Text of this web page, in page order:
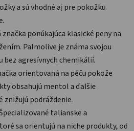
a sú vhodné aj pre pokožku
ponúkajúca klasické peny na
Palmolive je známa svojou
agresívnych chemikálií.
orientovaná na péču pokože
obsahujú mentol a ďalšie
znižujú podráždenie.
talianske a
sa orientujú na niche produkty, od